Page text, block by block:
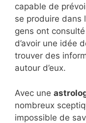
capable de
se produire dans
gens ont
d’avoir une idée
trouver des
autour d’eux.
Avec une
nombreux
impossible de